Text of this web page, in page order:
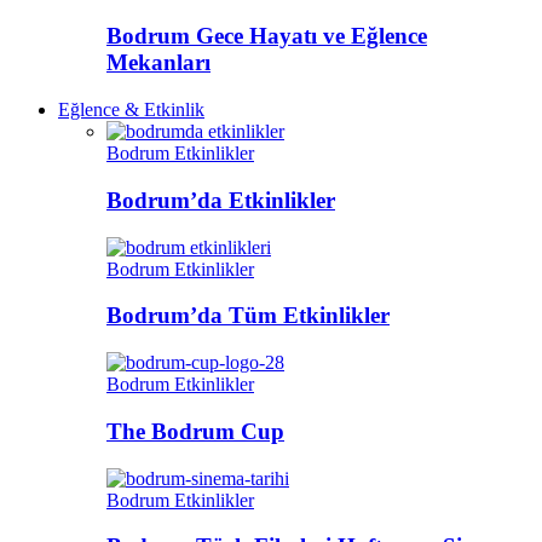
Bodrum Gece Hayatı ve Eğlence
Mekanları
Eğlence & Etkinlik
Bodrum Etkinlikler
Bodrum’da Etkinlikler
Bodrum Etkinlikler
Bodrum’da Tüm Etkinlikler
Bodrum Etkinlikler
The Bodrum Cup
Bodrum Etkinlikler